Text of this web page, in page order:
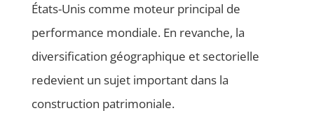
États-Unis comme moteur principal de
performance mondiale. En revanche, la
diversification géographique et sectorielle
redevient un sujet important dans la
construction patrimoniale.